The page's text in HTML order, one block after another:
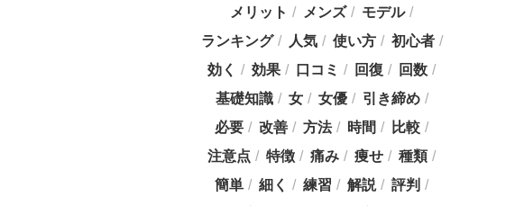
メリット
メンズ
モデル
ランキング
人気 使い方
初心者
効く
効果 口コミ 回復
回数
基礎知識
女 女優
引き締め
必要
改善 方法 時間
比較
注意点
特徴 痛み 痩せ
種類
簡単
細く 練習 解説
評判